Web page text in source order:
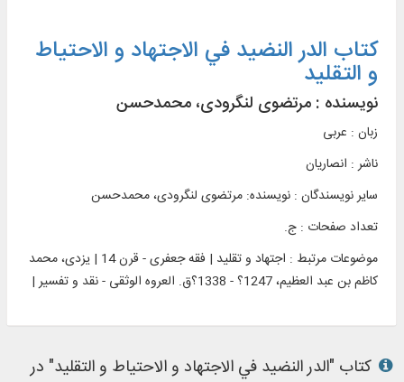
کتاب الدر النضید في الاجتهاد و الاحتياط
و التقلید
نویسنده : مرتضوی لنگرودی، محمدحسن
زبان : عربی
ناشر : انصاريان
سایر نویسندگان : نویسنده: مرتضوی لنگرودی، محمدحسن
تعداد صفحات : ج.
موضوعات مرتبط :
اجتهاد و تقلید | فقه جعفری - قرن 14 | یزدی، محمد
کاظم بن عبد العظیم، 1247؟ - 1338؟ق. العروه الوثقی - نقد و تفسیر |
کتاب "الدر النضید في الاجتهاد و الاحتياط و التقلید" در